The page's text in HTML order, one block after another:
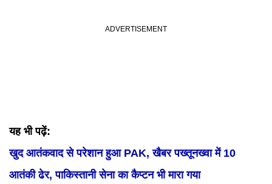
यह भी पढ़ें:
खुद आतंकवाद से परेशान हुआ PAK, खैबर पख्तूनख्वा में 10
आतंकी ढेर, पाकिस्तानी सेना का कैप्टन भी मारा गया